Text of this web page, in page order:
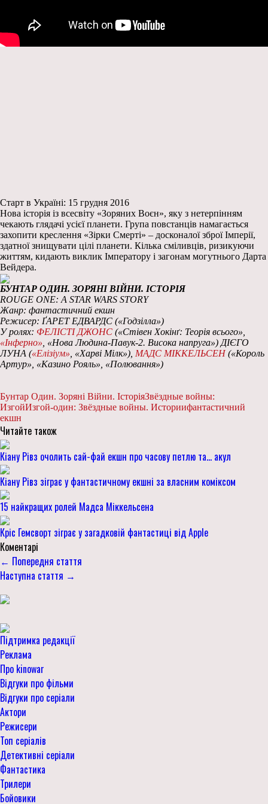
Старт в Україні: 15 грудня 2016
Нова історія із всесвіту «Зоряних Воєн», яку з нетерпінням
чекають глядачі усієї планети. Група повстанців намагається
захопити креслення «Зірки Смерті» – досконалої зброї Імперії,
здатної знищувати цілі планети. Кілька сміливців, ризикуючи
життям, кидають виклик Імператору і загонам могутнього Дарта
Вейдера.
БУНТАР ОДИН. ЗОРЯНІ ВІЙНИ. ІСТОРІЯ
ROUGE ONE: A STAR WARS STORY
Жанр: фантастичний екшн
Режисер: ҐАРЕТ ЕДВАРДС («Годзілла»)
У ролях: ФЕЛІСТІ ДЖОНС («Стівен Хокінґ: Теорія всього»,
«Інферно» , «Нова Людина-Павук-2. Висока напруга») ДІЄГО
ЛУНА («Елізіум» , «Харві Мілк»), МАДС МІККЕЛЬСЕН(«Король
Артур», «Казино Рояль», «Полювання»)
Бунтар Один. Зоряні Війни. ІсторіяЗвёздные войны:
ИзгойИзгой-один: Звёздные войны. Историифантастичний
екшн
Читайте також
Кіану Рівз очолить сай-фай екшн про часову петлю та… акул
Кіану Рівз зіграє у фантастичному екшні за власним коміксом
15 найкращих ролей Мадса Міккельсена
Кріс Гемсворт зіграє у загадковій фантастиці від Apple
Коментарі
← Попередня стаття
Наступна стаття →
Підтримка редакції
Реклама
Про kinowar
Відгуки про фільми
Відгуки про серіали
Актори
Режисери
Топ серіалів
Детективні серіали
Фантастика
Трилери
Бойовики